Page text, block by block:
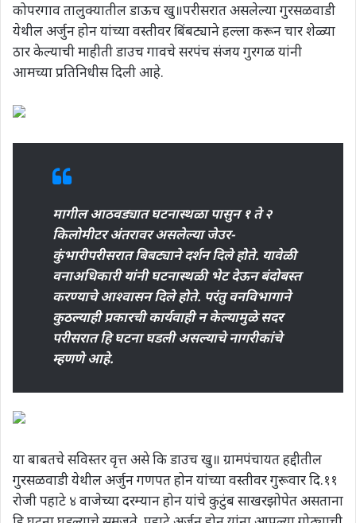
कोपरगाव तालुक्यातील डाऊच खु॥परीसरात असलेल्या गुरसळवाडी
येथील अर्जुन होन यांच्या वस्तीवर बिंबट्याने हल्ला करून चार शेळ्या
ठार केल्याची माहीती डाउच गावचे सरपंच संजय गुरगळ यांनी
आमच्या प्रतिनिधीस दिली आहे.
मागील आठवड्यात घटनास्थळा पासुन १ ते २
किलोमीटर अंतरावर असलेल्या जेउर-
कुंभारीपरीसरात बिबट्याने दर्शन दिले होते. यावेळी
वनाअधिकारी यांनी घटनास्थळी भेट देऊन बंदोबस्त
करण्याचे आश्वासन दिले होते. परंतु वनविभागाने
कुठल्याही प्रकारची कार्यवाही न केल्यामुळे सदर
परीसरात हि घटना घडली असल्याचे नागरीकांचे
म्हणणे आहे.
या बाबतचे सविस्तर वृत्त असे कि डाउच खु॥ ग्रामपंचायत हद्दीतील
गुरसळवाडी येथील अर्जुन गणपत होन यांच्या वस्तीवर गुरूवार दि.११
रोजी पहाटे ४ वाजेच्या दरम्यान होन यांचे कुटुंब साखरझोपेत असताना